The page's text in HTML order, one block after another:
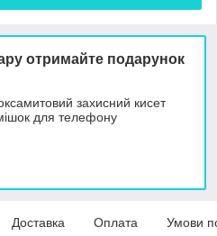
отримайте подарунок
захисний кисет
для телефону
Доставка Оплата Умови